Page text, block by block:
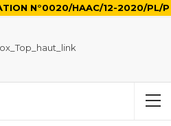
N°0020/HAAC/12-2020/PL/P